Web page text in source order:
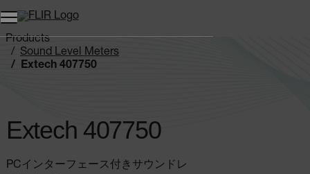
Products
Sound Level Meters
Extech 407750
Extech 407750
PCインターフェース付きサウンドレ